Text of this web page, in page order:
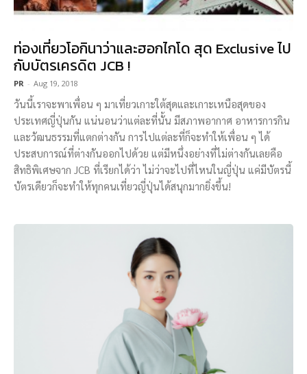
ท่องเที่ยวโอกินาว่าและฮอกไกโด สุด Exclusive ไป
กับบัตรเครดิต JCB !
PR - Aug 19, 2018
วันนี้เราจะพาเพื่อน ๆ มาเที่ยวเกาะใต้สุดและเกาะเหนือสุดของ
ประเทศญี่ปุ่นกัน แน่นอนว่าแต่ละที่นั้น มีสภาพอากาศ อาหารการกิน
และวัฒนธรรมที่แตกต่างกัน การไปแต่ละที่ก็จะทำให้เพื่อน ๆ ได้
ประสบการณ์ที่ต่างกันออกไปด้วย แต่มีหนึ่งอย่างที่ไม่ต่างกันเลยคือ
สิทธิพิเศษจาก JCB ที่เรียกได้ว่า ไม่ว่าจะไปที่ไหนในญี่ปุ่น แค่มีบัตรนี้
บัตรเดียวก็จะทำให้ทุกคนเที่ยวญี่ปุ่นได้สนุกมากยิ่งขึ้น!